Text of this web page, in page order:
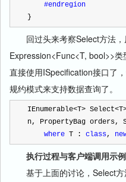
#endregion
}
回过头来考察Select方法，
Expression<Func<T, bool>>
直接使用ISpecification接口了
规约模式来支持数据查询了。
IEnumerable<T> Select<T
n, PropertyBag orders,
where T : class,
执行过程与客户端调用示例
基于上面的讨论，Select方